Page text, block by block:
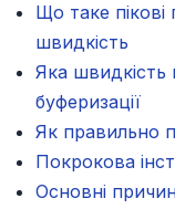
Що таке
швидкість
Яка швидкість
буферизації
Як правильно
Покрокова
Основні